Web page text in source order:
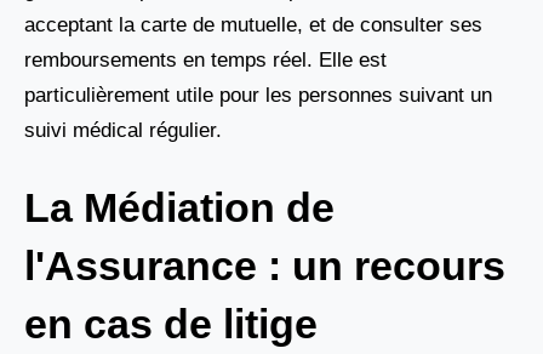
acceptant la carte de mutuelle, et de consulter ses
remboursements en temps réel. Elle est
particulièrement utile pour les personnes suivant un
suivi médical régulier.
La Médiation de
l'Assurance : un recours
en cas de litige